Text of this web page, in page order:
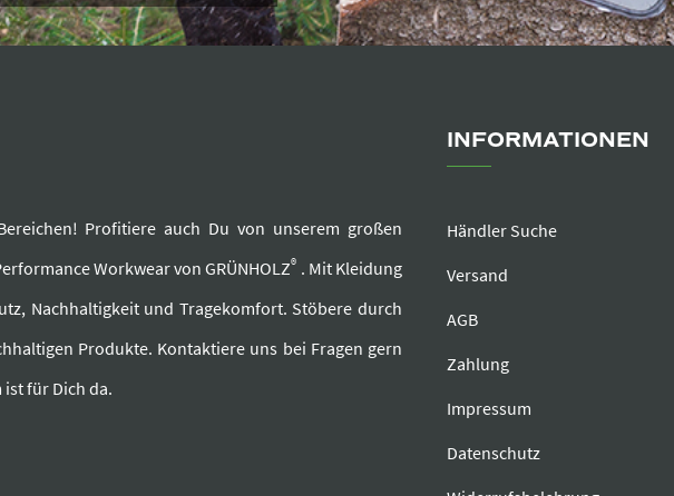
Profitiere auch Du von unserem großen
Workwear von GRÜNHOLZ® . Mit Kleidung
Nachhaltigkeit und Tragekomfort. Stöbere durch
Produkte. Kontaktiere uns bei Fragen gern
für Dich da.
INFORMATIONEN
Händler Suche
Versand
AGB
Zahlung
Impressum
Datenschutz